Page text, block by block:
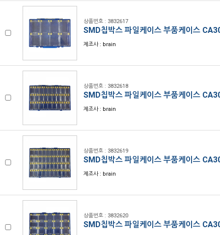
상품번호 : 3832617
SMD칩박스 파일케이스 부품케이스
제조사 : brain
상품번호 : 3832618
SMD칩박스 파일케이스 부품케이스
제조사 : brain
상품번호 : 3832619
SMD칩박스 파일케이스 부품케이스
제조사 : brain
상품번호 : 3832620
SMD칩박스 파일케이스 부품케이스